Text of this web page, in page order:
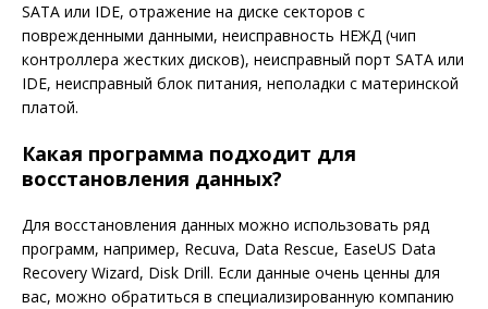
SATA или IDE, отражение на диске секторов с
поврежденными данными, неисправность НЕЖД (чип
контроллера жестких дисков), неисправный порт SATA или
IDE, неисправный блок питания, неполадки с материнской
платой.
Какая программа подходит для
восстановления данных?
Для восстановления данных можно использовать ряд
программ, например, Recuva, Data Rescue, EaseUS Data
Recovery Wizard, Disk Drill. Если данные очень ценны для
вас, можно обратиться в специализированную компанию